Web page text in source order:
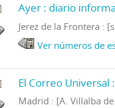
Ayer : diario
Jerez de la Frontera :
Ver números de
El Correo
Madrid : [A. Villalba